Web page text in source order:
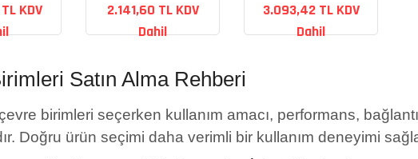
KDV
2.141,60 TL KDV
Dahil
3.093,42 TL KDV
Dahil
Satın Alma Rehberi
birimleri seçerken kullanım amacı, performans,
Doğru ürün seçimi daha verimli bir kullanım deneyimi